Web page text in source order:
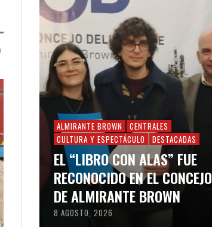
ALMIRANTE BROWN
CENTRALES
CULTURA Y ESPECTÁCULO
DESTACADAS
EL “LIBRO CON ALAS” FUE
RECONOCIDO EN EL CONCEJO
DE ALMIRANTE BROWN
8 AGOSTO, 2026